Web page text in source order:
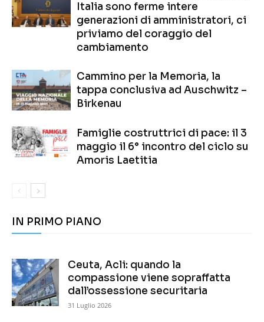
Italia sono ferme intere
generazioni di amministratori, ci
priviamo del coraggio del
cambiamento
Cammino per la Memoria, la
tappa conclusiva ad Auschwitz –
Birkenau
Famiglie costruttrici di pace: il 3
maggio il 6° incontro del ciclo su
Amoris Laetitia
IN PRIMO PIANO
Ceuta, Acli: quando la
compassione viene sopraffatta
dall’ossessione securitaria
31 Luglio 2026